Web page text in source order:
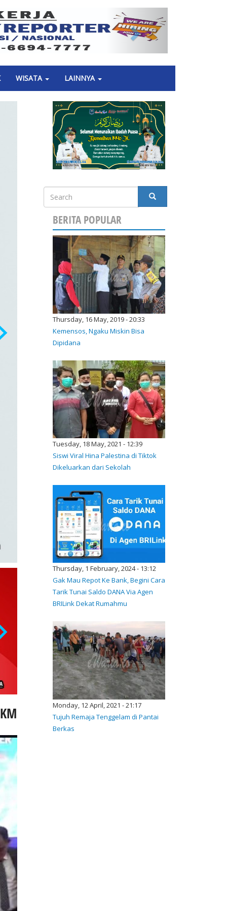
Next
WISATA LAINNYA
Search
SEARCH
BERITA POPULAR
Thursday, 16 May, 2019 - 20:33
Kemensos, Ngaku Miskin Bisa
Dipidana
Tuesday, 18 May, 2021 - 12:39
Siswi Viral Hina Palestina di Tiktok
Dikeluarkan dari Sekolah
Thursday, 1 February, 2024 - 13:12
Gak Mau Repot Ke Bank, Begini Cara
Tarik Tunai Saldo DANA Via Agen
BRILink Dekat Rumahmu
Monday, 12 April, 2021 - 21:17
Tujuh Remaja Tenggelam di Pantai
Berkas